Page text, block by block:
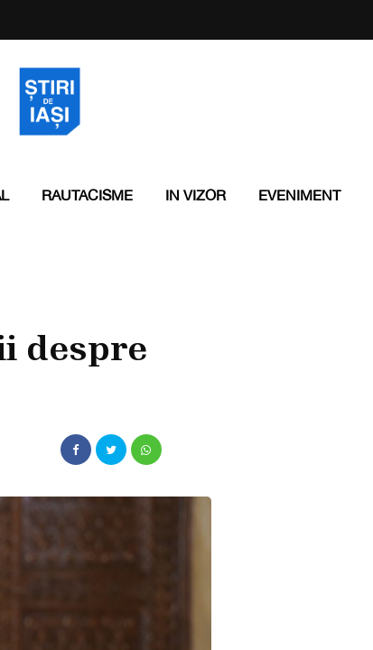
RAUTACISME IN VIZOR EVENIMENT
despre